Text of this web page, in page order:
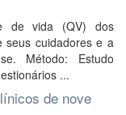
de vida (QV) dos
seus cuidadores e a
Método: Estudo
...
de nove